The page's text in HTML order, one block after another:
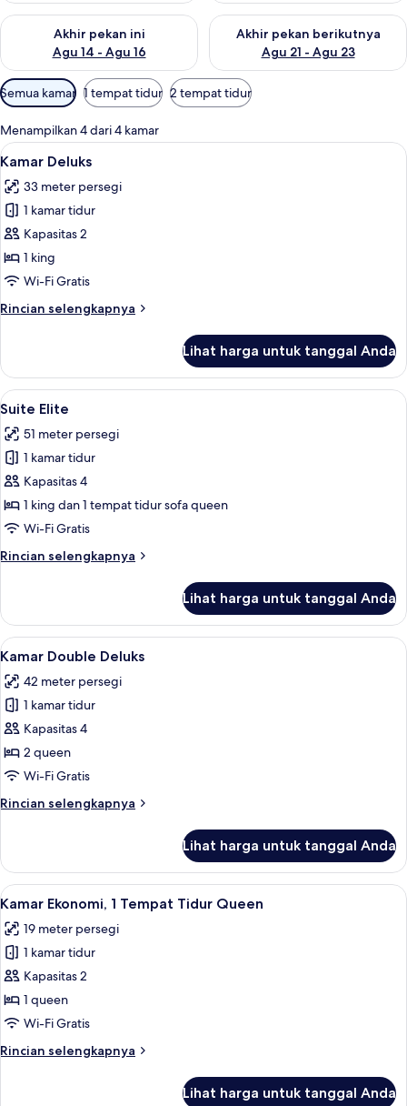
Akhir pekan ini
Agu 14 - Agu 16
Periksa ketersediaan untuk akhir pekan ini Agu 14 - Agu 16
Akhir pekan berikutnya
Agu 21 - Agu 23
Periksa ketersediaan untuk
Filter
tersedia
untuk
kamar
Semua kamar 1 tempat tidur 2 tempat tidur
Menampilkan 4 dari 4 kamar
Lihat
semua
foto
untuk
Kamar
Deluks
Seprai premium, selimut bulu
9
Kamar Deluks
33 meter persegi
1 kamar tidur
Kapasitas 2
1 king
Wi-Fi Gratis
Rincian selengkapnya
Rincian
Kamar
Deluks
Lihat harga untuk tanggal Anda
Lihat
semua
foto
untuk
Suite
Elite
Suite Elite | Seprai premium, selimut
12
Suite Elite
51 meter persegi
1 kamar tidur
Kapasitas 4
1 king dan 1 tempat tidur sofa queen
Wi-Fi Gratis
Rincian selengkapnya
Rincian
Suite
Elite
Lihat harga untuk tanggal Anda
Lihat
semua
foto
untuk
Kamar
Double
Deluks
Kamar Double Deluks | Seprai
5
Kamar Double Deluks
42 meter persegi
1 kamar tidur
Kapasitas 4
2 queen
Wi-Fi Gratis
Rincian selengkapnya
Rincian
Kamar
Double
Deluks
Lihat harga untuk tanggal Anda
Lihat
semua
foto
untuk
Kamar
Ekonomi,
1
Tidur
Seprai premium, selimut bulu
4
Kamar Ekonomi, 1 Tempat Tidur Queen
19 meter persegi
1 kamar tidur
Kapasitas 2
1 queen
Wi-Fi Gratis
Rincian selengkapnya
Rincian
Lihat harga untuk tanggal Anda